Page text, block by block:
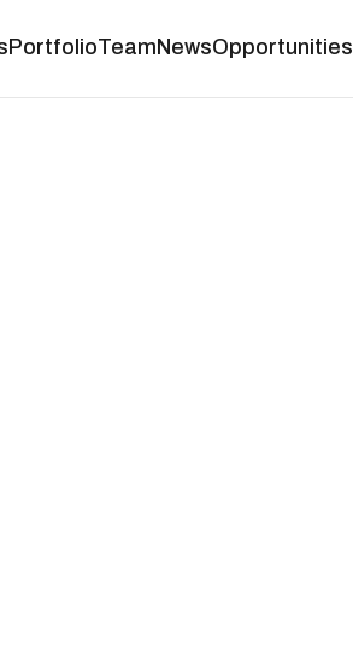
PortfolioTeamNewsOpportunities